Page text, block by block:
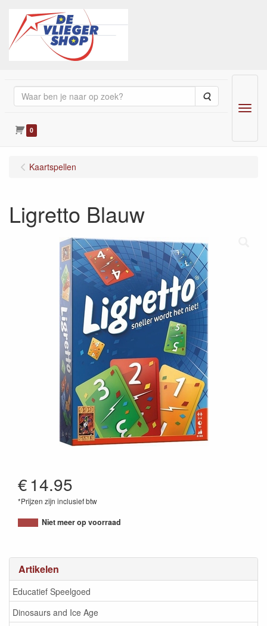
Zoeken
0
Menu
Artikelen
Educatief Speelgoed
Dinosaurs and Ice Age
Kaartspellen
Ligretto Blauw
€14.95
*Prijzen zijn inclusief btw
4001504011079
Niet meer op voorraad